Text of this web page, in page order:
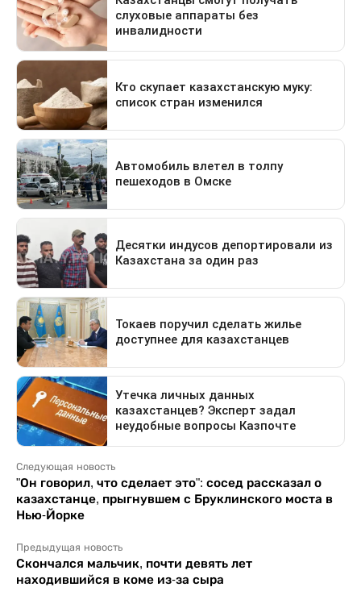
Следующая новость
"Он говорил, что сделает это": сосед рассказал о
казахстанце, прыгнувшем с Бруклинского моста в
Нью-Йорке
Предыдущая новость
Скончался мальчик, почти девять лет
находившийся в коме из-за сыра